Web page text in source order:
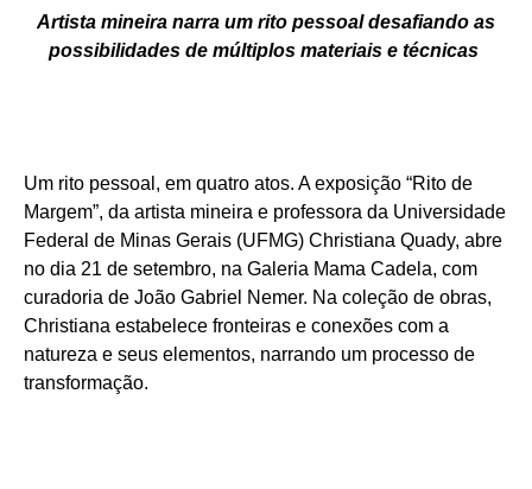
Artista mineira narra um rito pessoal desafiando as
possibilidades de múltiplos materiais e técnicas
Um rito pessoal, em quatro atos. A exposição “Rito de
Margem”, da artista mineira e professora da Universidade
Federal de Minas Gerais (UFMG) Christiana Quady, abre
no dia 21 de setembro, na Galeria Mama Cadela, com
curadoria de João Gabriel Nemer. Na coleção de obras,
Christiana estabelece fronteiras e conexões com a
natureza e seus elementos, narrando um processo de
transformação.